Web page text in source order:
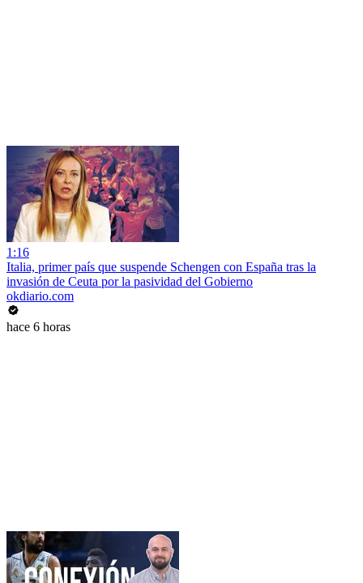
1:16
Italia, primer país que suspende Schengen con España tras la
invasión de Ceuta por la pasividad del Gobierno
okdiario.com
hace 6 horas